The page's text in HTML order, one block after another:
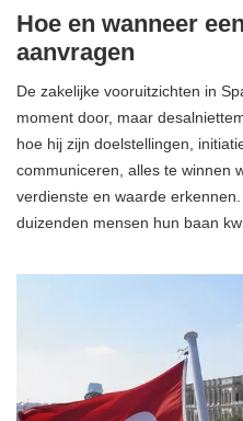
Hoe en wanneer
aanvragen
De zakelijke vooruitzichten in
moment door, maar
hoe hij zijn doelstellingen,
communiceren, alles te winnen
verdienste en waarde
duizenden mensen hun baan